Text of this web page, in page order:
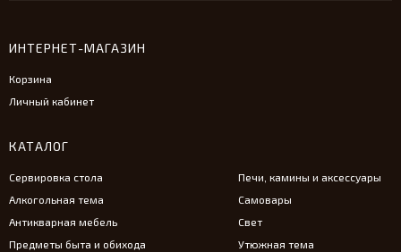
ИНТЕРНЕТ-МАГАЗИН
Корзина
Личный кабинет
КАТАЛОГ
Сервировка стола
Алкогольная тема
Антикварная мебель
Предметы быта и обихода
Печи, камины и аксессуары
Самовары
Свет
Утюжная тема